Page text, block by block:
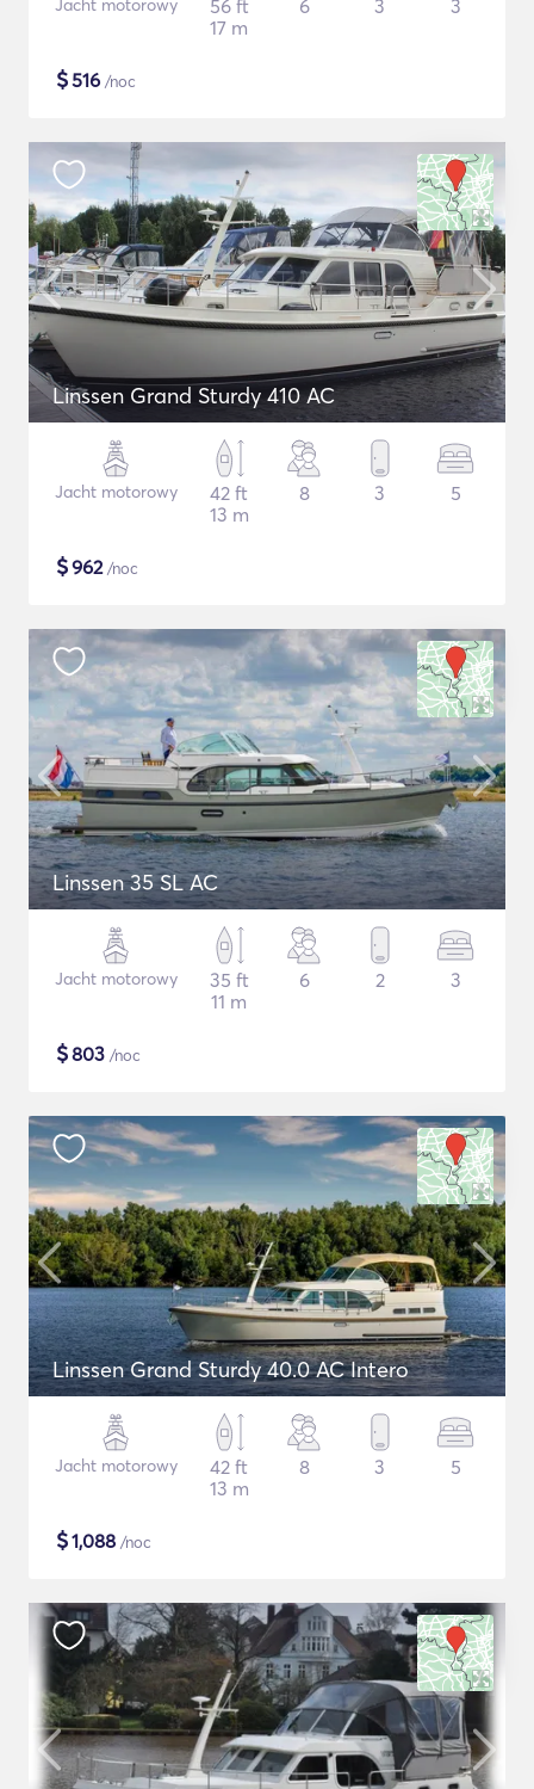
Jacht motorowy
56 ft
17 m
6 3 3
$516 /noc
Linssen Grand Sturdy 410 AC
Jacht motorowy
42 ft
13 m
8 3 5
$962/noc
Linssen 35 SL AC
Jacht motorowy
35 ft
11 m
6 2 3
$803 /noc
Linssen Grand Sturdy 40.0 AC Intero
Jacht motorowy
42 ft
13 m
8 3 5
$1,088 /noc